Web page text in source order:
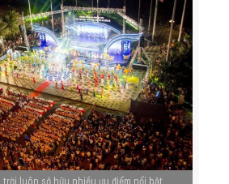
luôn sở hữu nhiều ưu điểm nổi bật